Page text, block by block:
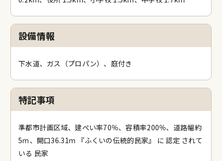
設備情報
下水道、ガス（プロパン）、庭付き
特記事項
準都市計画区域、建ぺい率70％、容積率200％、道路幅約
5ｍ、開口36.31ｍ 『ふくいの伝統的民家』 に 認定 されて
いる 民家